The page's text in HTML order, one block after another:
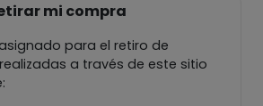
mi compra
para el retiro de
a través de este sitio